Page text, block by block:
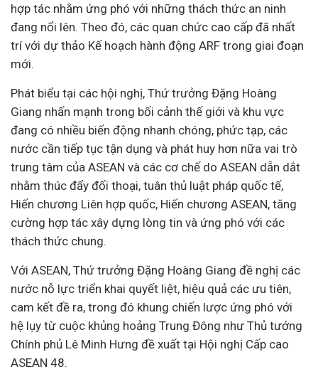
hợp tác nhằm ứng phó với những thách thức an ninh
đang nổi lên. Theo đó, các quan chức cao cấp đã nhất
trí với dự thảo Kế hoạch hành động ARF trong giai đoạn
mới.
Phát biểu tại các hội nghị, Thứ trưởng Đặng Hoàng
Giang nhấn mạnh trong bối cảnh thế giới và khu vực
đang có nhiều biến động nhanh chóng, phức tạp, các
nước cần tiếp tục tận dụng và phát huy hơn nữa vai trò
trung tâm của ASEAN và các cơ chế do ASEAN dẫn dắt
nhằm thúc đẩy đối thoại, tuân thủ luật pháp quốc tế,
Hiến chương Liên hợp quốc, Hiến chương ASEAN, tăng
cường hợp tác xây dựng lòng tin và ứng phó với các
thách thức chung.
Với ASEAN, Thứ trưởng Đặng Hoàng Giang đề nghị các
nước nỗ lực triển khai quyết liệt, hiệu quả các ưu tiên,
cam kết đề ra, trong đó khung chiến lược ứng phó với
hệ lụy từ cuộc khủng hoảng Trung Đông như Thủ tướng
Chính phủ Lê Minh Hưng đề xuất tại Hội nghị Cấp cao
ASEAN 48.